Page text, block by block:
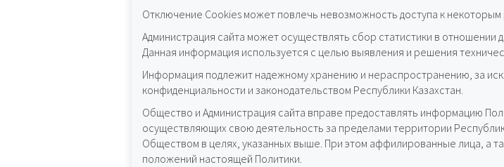
Отключение Cookies может повлечь невозможность доступа к некоторым
Администрация сайта может осуществлять сбор статистики в отношении
Данная информация используется с целью выявления и решения
Информация подлежит надежному хранению и нераспространению, за
конфиденциальности и законодательством Республики Казахстан.
Общество и Администрация сайта вправе предоставлять информацию
осуществляющих свою деятельность за пределами территории
Обществом в целях, указанных выше. При этом аффилированные лица, а
положений настоящей Политики.